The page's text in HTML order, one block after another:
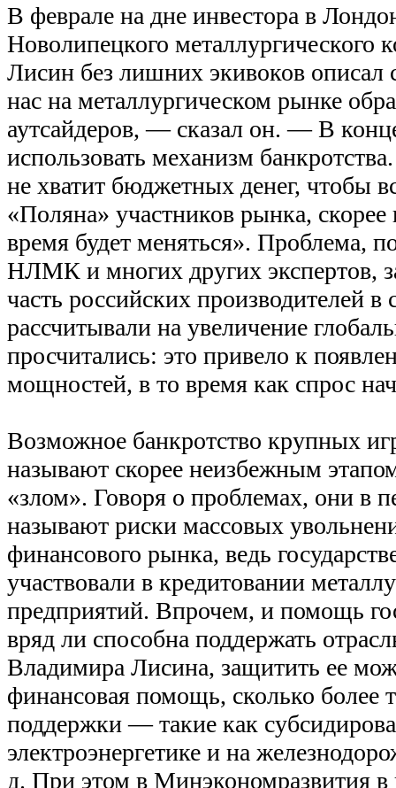
В феврале на дне инвестора в
Новолипецкого металлургического
Лисин без лишних экивоков описал
нас на металлургическом рынке
аутсайдеров, — сказал он. — В
использовать механизм
не хватит бюджетных денег, чтобы
«Поляна» участников рынка,
время будет меняться». Проблема,
НЛМК и многих других экспертов,
часть российских производителей в
рассчитывали на увеличение
просчитались: это привело к
мощностей, в то время как спрос
Возможное банкротство крупных
называют скорее неизбежным
«злом». Говоря о проблемах, они в
называют риски массовых
финансового рынка, ведь
участвовали в кредитовании
предприятий. Впрочем, и помощь
вряд ли способна поддержать
Владимира Лисина, защитить ее
финансовая помощь, сколько более
поддержки — такие как
электроэнергетике и на
д. При этом в Минэкономразвития в